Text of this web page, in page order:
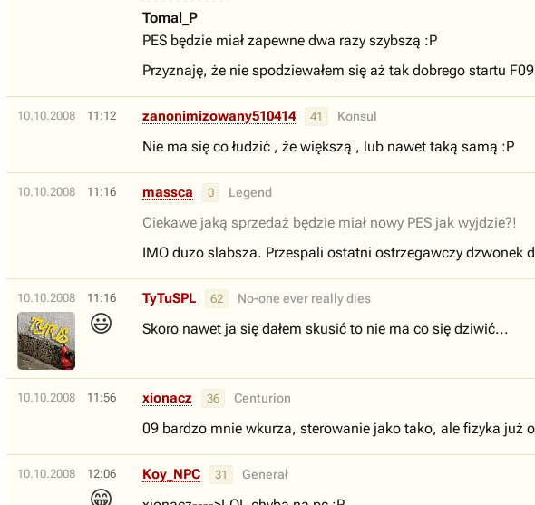
Tomal_P
PES będzie miał zapewne dwa razy szybszą :P
Przyznaję, że nie spodziewałem się aż tak dobrego startu
10.10.2008 11:12 zanonimizowany510414 41 Konsul
Nie ma się co łudzić , że większą , lub nawet taką samą :P
10.10.2008 11:16 massca 0 Legend
Ciekawe jaką sprzedaż będzie miał nowy PES jak wyjdzie?!
IMO duzo slabsza. Przespali ostatni ostrzegawczy
10.10.2008 11:16
😃
TyTuSPL 62 No-one ever really dies
Skoro nawet ja się dałem skusić to nie ma co się dziwić...
10.10.2008 11:56 xionacz 36 Centurion
09 bardzo mnie wkurza, sterowanie jako tako, ale fizyka już
10.10.2008 12:06
😁
Koy_NPC 31 Generał